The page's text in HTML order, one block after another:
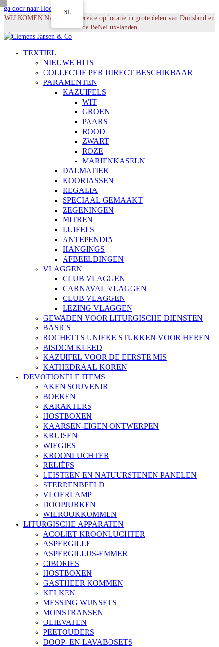
ga door naar Hoofdinhoud
WIJ KOMEN NAAR U - Service op locatie in grote delen van Duitsland en
de BeNeLux-landen
TEXTIEL
NIEUWE HITS
COLLECTIE PER DIRECT BESCHIKBAAR
PARAMENTEN
KAZUIFELS
WIT
GROEN
PAARS
ROOD
ZWART
ROZE
MARIENKASELN
DALMATIEK
KOORJASSEN
REGALIA
SPECIAAL GEMAAKT
ZEGENINGEN
MITREN
LUIFELS
ANTEPENDIA
HANGINGS
AFBEELDINGEN
VLAGGEN
CLUB VLAGGEN
CARNAVAL VLAGGEN
CLUB VLAGGEN
LEZING VLAGGEN
GEWADEN VOOR LITURGISCHE DIENSTEN
BASICS
ROCHETTS UNIEKE STUKKEN VOOR HEREN
BISDOM KLEED
KAZUIFEL VOOR DE EERSTE MIS
KATHEDRAAL KOREN
DEVOTIONELE ITEMS
AKEN SOUVENIR
BOEKEN
KARAKTERS
HOSTBOXEN
KAARSEN-EIGEN ONTWERPEN
KRUISEN
WIEGJES
KROONLUCHTER
RELIËFS
LEISTEEN EN NATUURSTENEN PANELEN
STERRENBEELD
VLOERLAMP
DOOPJURKEN
WIEROOKKOMMEN
LITURGISCHE APPARATEN
ACOLIET KROONLUCHTER
ASPERGILLE
ASPERGILLUS-EMMER
CIBORIES
HOSTBOXEN
GASTHEER KOMMEN
KELKEN
MESSING WIJNSETS
MONSTRANSEN
OLIEVATEN
PEETOUDERS
DOOP- EN LAVABOSETS
NL